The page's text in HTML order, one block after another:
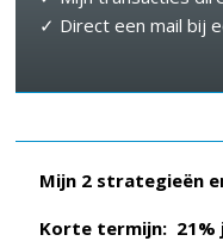
✓ Direct een mail bij
Mijn 2 strategieën
Korte termijn: 21%